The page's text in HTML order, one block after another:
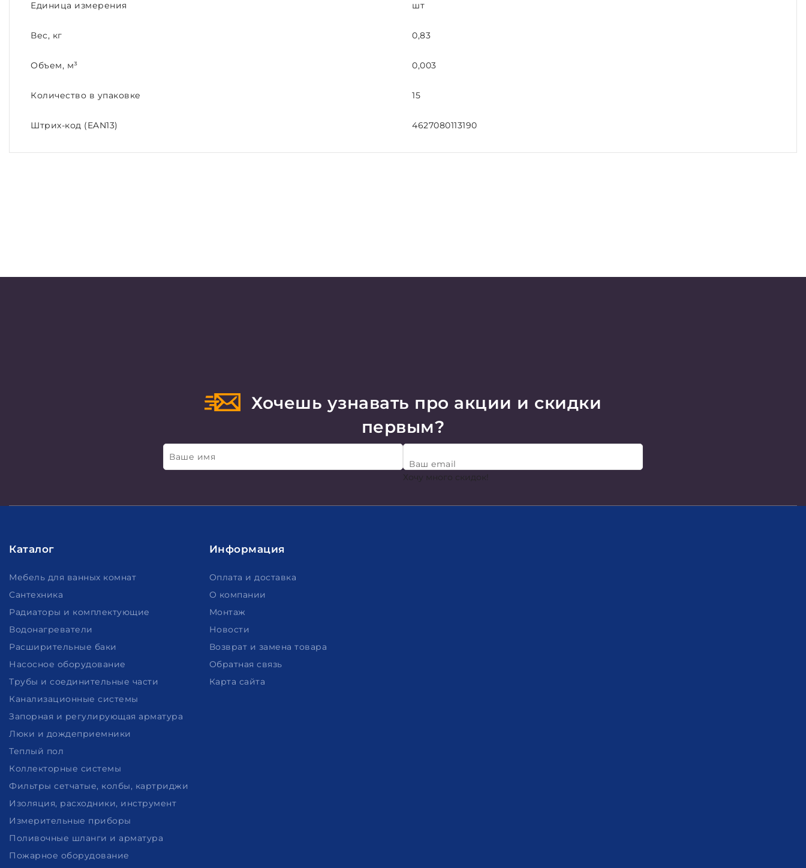
Единица измерения шт
Вес, кг 0,83
Объем, м³ 0,003
Количество в упаковке 15
Штрих-код (EAN13) 4627080113190
Хочешь узнавать про акции и скидки
первым?
Ваше имя
Ваш email
Хочу много скидок!
Каталог
Мебель для ванных комнат
Сантехника
Радиаторы и комплектующие
Водонагреватели
Расширительные баки
Насосное оборудование
Трубы и соединительные части
Канализационные системы
Запорная и регулирующая арматура
Люки и дождеприемники
Теплый пол
Коллекторные системы
Фильтры сетчатые, колбы, картриджи
Изоляция, расходники, инструмент
Измерительные приборы
Поливочные шланги и арматура
Пожарное оборудование
Информация
Оплата и доставка
О компании
Монтаж
Новости
Возврат и замена товара
Обратная связь
Карта сайта